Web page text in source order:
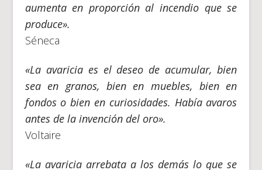
aumenta en proporción al incendio que se
produce».
Séneca
«La avaricia es el deseo de acumular, bien
sea en granos, bien en muebles, bien en
fondos o bien en curiosidades. Había avaros
antes de la invención del oro».
Voltaire
«La avaricia arrebata a los demás lo que se